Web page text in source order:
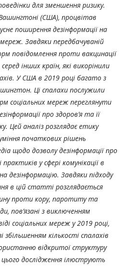
для зменшення ризику.
(США), процвітав
поширення дезінформації на
Завдяки передбачуваній
повідомлення проти вакцинації
інших країн, які викорінили
У США в 2019 році багато з
Ці спалахи послужили
соціальних мереж переглянути
про здоров’я та її
Цей аналіз розглядає етику
початкових рішень
щодо дозволу дезінформації про
у сфері комунікації в
дезінформацію. Завдяки підходу
в цій статті розглядається
проти кору, паротиту та
пов’язані з виключенням
соціальних мереж у 2019 році,
збільшенням кількості спалахів
відкритої структуру
дослідження ілюструють